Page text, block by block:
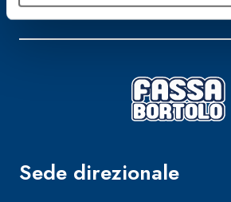
Rimani aggiornato con le ultime novità di Fassa Bortolo
Sede direzionale